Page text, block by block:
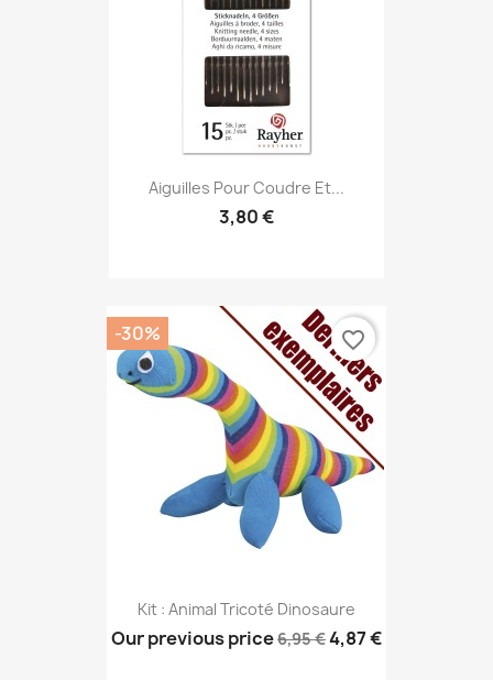
Aiguilles Pour Coudre Et...
3,80 €
Kit : Animal Tricoté Dinosaure
Our previous price6,95 €4,87 €
-30% favorite_border